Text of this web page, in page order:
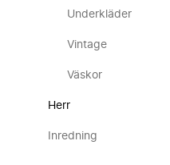
Underkläder
Vintage
Väskor
Herr
Inredning